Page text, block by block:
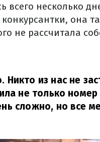
всего несколько
она
не рассчитала
из нас не
не только
сложно, но все